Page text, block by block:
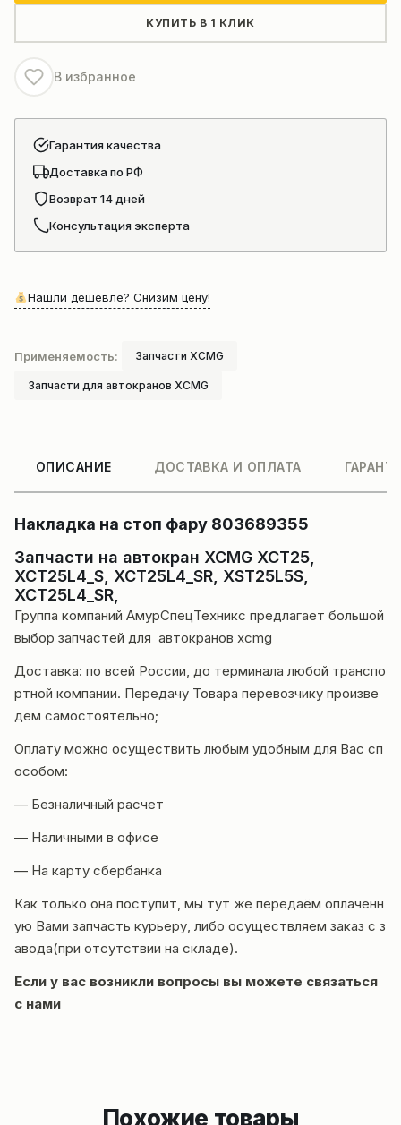
803689355
автокрана
XCMG
КУПИТЬ В 1 КЛИК
В избранное
Гарантия качества
Доставка по РФ
Возврат 14 дней
Консультация эксперта
Нашли дешевле? Снизим цену!
Применяемость: Запчасти XCMG
Запчасти для автокранов XCMG
ОПИСАНИЕ ДОСТАВКА И ОПЛАТА
Накладка на стоп фару 803689355
Запчасти на автокран XCMG XCT25,
XCT25L4_S, XCT25L4_SR, XST25L5S,
XCT25L4_SR,
Группа компаний АмурСпецТехникс предлагает большой
выбор запчастей для автокранов xcmg
Доставка: по всей России, до терминала любой транспо
ртной компании. Передачу Товара перевозчику произве
дем самостоятельно;
Оплату можно осуществить любым удобным для Вас сп
особом:
— Безналичный расчет
— Наличными в офисе
— На карту сбербанка
Как только она поступит, мы тут же передаём оплаченн
ую Вами запчасть курьеру, либо осуществляем заказ с з
авода(при отсутствии на складе).
Если у вас возникли вопросы вы можете связаться
с нами
Похожие товары